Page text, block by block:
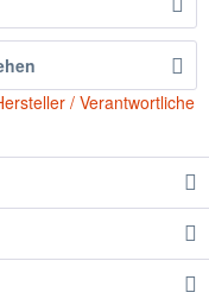
/ Verantwortliche